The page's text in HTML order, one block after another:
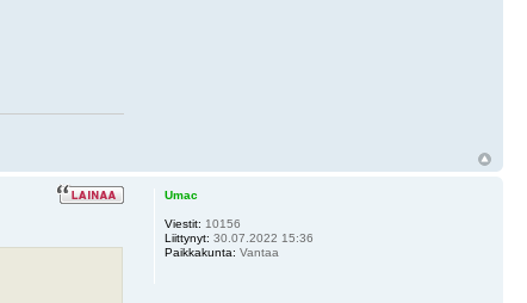
Umac
Viestit: 10156
Liittynyt: 30.07.2022 15:36
Paikkakunta: Vantaa